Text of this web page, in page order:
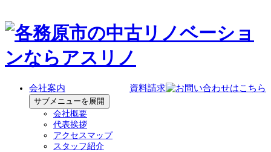
資料請求
会社案内
サブメニューを展開
会社概要
代表挨拶
アクセスマップ
スタッフ紹介